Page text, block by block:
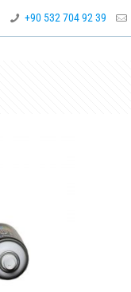
+90 532 704 92 39